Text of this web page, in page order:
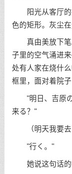
阳光从客厅的
色的矩形。灰尘
真由美放下笔
子里的空气涌进
处有人家在烧什
框里，面对着院子
"明日、吉原の
来る？"
（明天我要去
"行く。"
她说这句话的